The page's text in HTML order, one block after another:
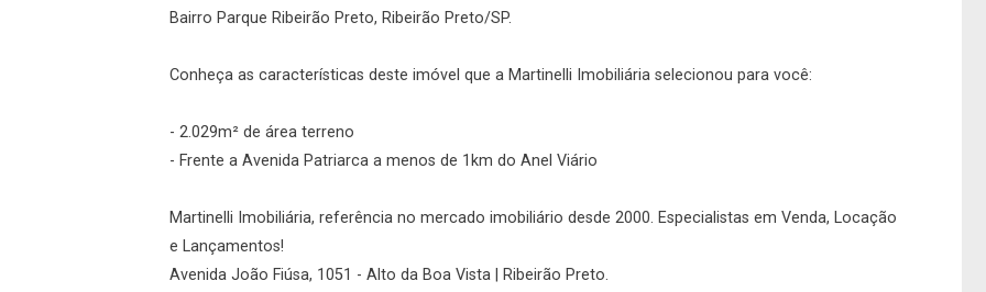
Bairro Parque Ribeirão Preto, Ribeirão Preto/SP.
Conheça as características deste imóvel que a Martinelli Imobiliária selecionou para você:
- 2.029m² de área terreno
- Frente a Avenida Patriarca a menos de 1km do Anel Viário
Martinelli Imobiliária, referência no mercado imobiliário desde 2000. Especialistas em Venda, Locação
e Lançamentos!
Avenida João Fiúsa, 1051 - Alto da Boa Vista | Ribeirão Preto.
Esqueci minha senha
Agendar Visita